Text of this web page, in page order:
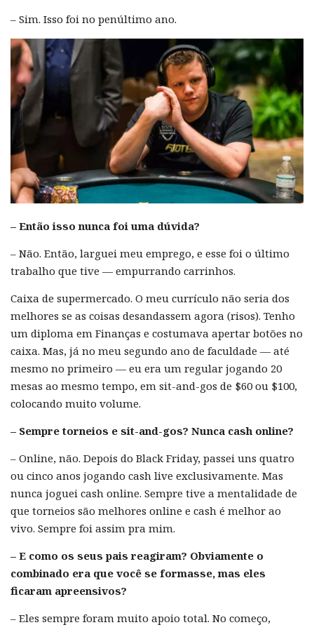
– Sim. Isso foi no penúltimo ano.
– Então isso nunca foi uma dúvida?
– Não. Então, larguei meu emprego, e esse foi o último
trabalho que tive — empurrando carrinhos.
Caixa de supermercado. O meu currículo não seria dos
melhores se as coisas desandassem agora (risos). Tenho
um diploma em Finanças e costumava apertar botões no
caixa. Mas, já no meu segundo ano de faculdade — até
mesmo no primeiro — eu era um regular jogando 20
mesas ao mesmo tempo, em sit-and-gos de $60 ou $100,
colocando muito volume.
– Sempre torneios e sit-and-gos? Nunca cash online?
– Online, não. Depois do Black Friday, passei uns quatro
ou cinco anos jogando cash live exclusivamente. Mas
nunca joguei cash online. Sempre tive a mentalidade de
que torneios são melhores online e cash é melhor ao
vivo. Sempre foi assim pra mim.
– E como os seus pais reagiram? Obviamente o
combinado era que você se formasse, mas eles
ficaram apreensivos?
– Eles sempre foram muito apoio total. No começo,